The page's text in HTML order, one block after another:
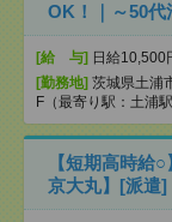
OK！｜～50代
[給 与] 日給10,500
[勤務地] 茨城県土浦
F（最寄り駅：土浦
【短期高時給
京大丸】[派遣]